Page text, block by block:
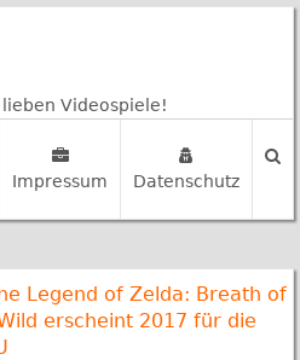
Videospiele!
Impressum Datenschutz
Legend of Zelda: Breath of
erscheint 2017 für die